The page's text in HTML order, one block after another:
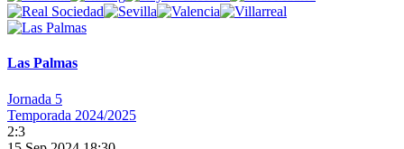
Las Palmas
Jornada 5
Temporada 2024/2025
2:3